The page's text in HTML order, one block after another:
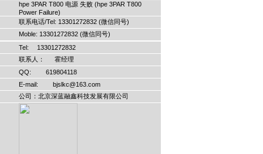
hpe 3PAR T800 电源 失败 (hpe 3PAR T800
Power Failure)
联系电话/Tel: 13301272832 (微信同号)
Moble: 13301272832 (微信同号)
Tel: 13301272832
联系人： 霍经理
QQ: 619804118
E-mail: bjslkc@163.com
公司：北京深蓝融鑫科技发展有限公司